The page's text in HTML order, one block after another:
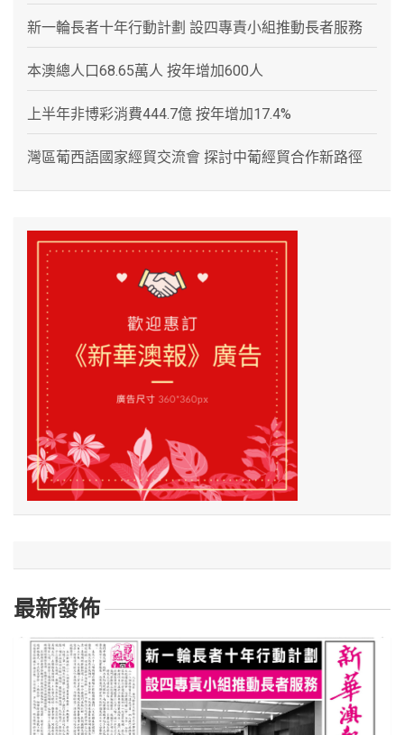
新一輪長者十年行動計劃 設四專責小組推動長者服務
本澳總人口68.65萬人 按年增加600人
上半年非博彩消費444.7億 按年增加17.4%
灣區葡西語國家經貿交流會 探討中葡經貿合作新路徑
最新發佈